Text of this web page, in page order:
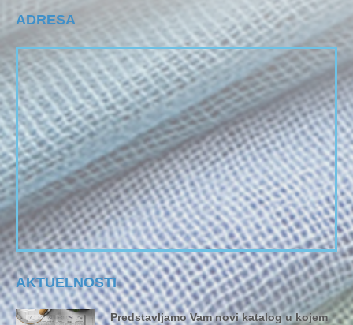
ADRESA
AKTUELNOSTI
Predstavljamo Vam novi katalog u kojem